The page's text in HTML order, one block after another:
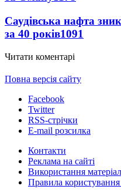
Саудівська нафта
за 40 років1091
Читати коментарі
Повна версія сайту
Facebook
Twitter
RSS-стрічки
E-mail розсилка
Контакти
Реклама на сайті
Використання
Правила